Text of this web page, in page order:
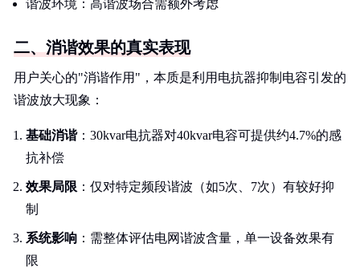
谐波环境：高谐波场合需额外考虑
二、消谐效果的真实表现
用户关心的"消谐作用"，本质是利用电抗器抑制电容引发的
谐波放大现象：
基础消谐：30kvar电抗器对40kvar电容可提供约4.7%的感
抗补偿
效果局限 ：仅对特定频段谐波（如5次、7次）有较好抑
制
系统影响 ：需整体评估电网谐波含量，单一设备效果有
限